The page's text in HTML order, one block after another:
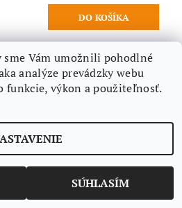
sme Vám umožnili pohodlné
analýze prevádzky webu
funkcie, výkon a použiteľnosť.
SÚHLASÍM